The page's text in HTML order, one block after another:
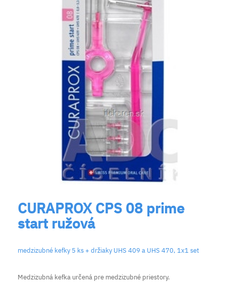
CURAPROX CPS 08 prime
start ružová
medzizubné kefky 5 ks + držiaky UHS 409 a UHS 470, 1x1 set
Medzizubná kefka určená pre medzizubné priestory.